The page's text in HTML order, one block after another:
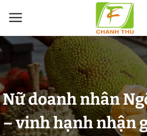
đến
dung
Nữ doanh nhân
– vinh hạnh nhận